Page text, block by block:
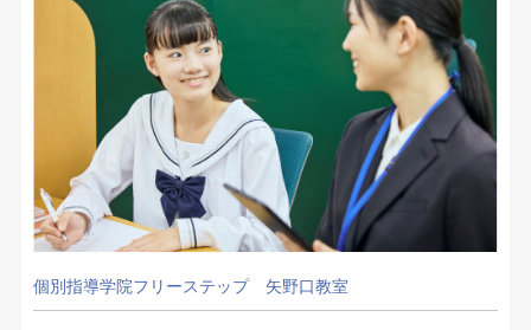
個別指導学院フリーステップ 矢野口教室